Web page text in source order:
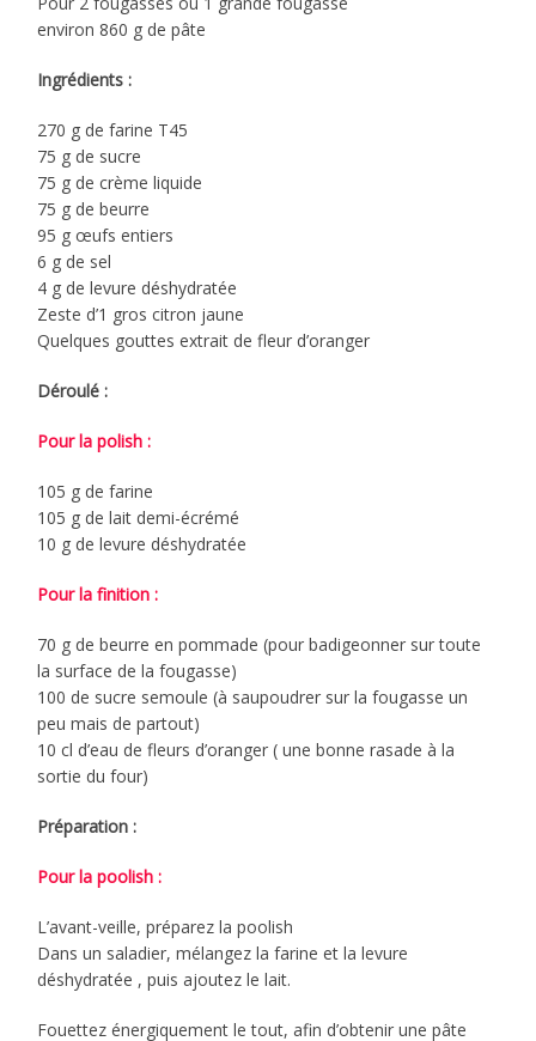
environ 860 g de pâte
Ingrédients :
270 g de farine T45
75 g de sucre
75 g de crème liquide
75 g de beurre
95 g œufs entiers
6 g de sel
4 g de levure déshydratée
Zeste d’1 gros citron jaune
Quelques gouttes extrait de fleur d’oranger
Déroulé :
Pour la polish :
105 g de farine
105 g de lait demi-écrémé
10 g de levure déshydratée
Pour la finition :
70 g de beurre en pommade (pour badigeonner sur toute
la surface de la fougasse)
100 de sucre semoule (à saupoudrer sur la fougasse un
peu mais de partout)
10 cl d’eau de fleurs d’oranger ( une bonne rasade à la
sortie du four)
Préparation :
Pour la poolish :
L’avant-veille, préparez la poolish
Dans un saladier, mélangez la farine et la levure
déshydratée , puis ajoutez le lait.
Fouettez énergiquement le tout, afin d’obtenir une pâte